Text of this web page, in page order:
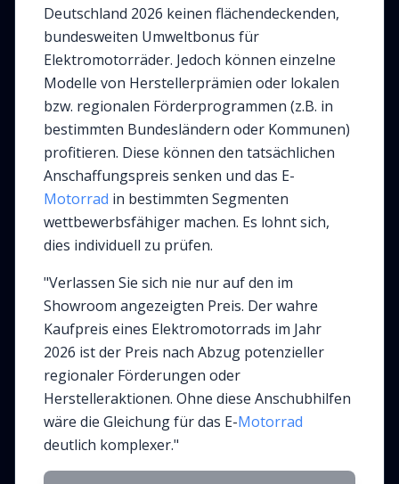
Deutschland 2026 keinen flächendeckenden,
bundesweiten Umweltbonus für
Elektromotorräder. Jedoch können einzelne
Modelle von Herstellerprämien oder lokalen
bzw. regionalen Förderprogrammen (z.B. in
bestimmten Bundesländern oder Kommunen)
profitieren. Diese können den tatsächlichen
Anschaffungspreis senken und das E-
Motorrad in bestimmten Segmenten
wettbewerbsfähiger machen. Es lohnt sich,
dies individuell zu prüfen.
"Verlassen Sie sich nie nur auf den im
Showroom angezeigten Preis. Der wahre
Kaufpreis eines Elektromotorrads im Jahr
2026 ist der Preis nach Abzug potenzieller
regionaler Förderungen oder
Herstelleraktionen. Ohne diese Anschubhilfen
wäre die Gleichung für das E-Motorrad
deutlich komplexer."